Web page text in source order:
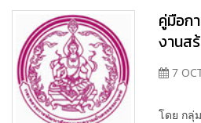
คู่มือก
งานส
7
โดย กลุ่